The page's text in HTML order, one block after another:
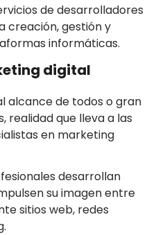
de desarrolladores
creación, gestión y
informáticas.
digital
alcance de todos o gran
realidad que lleva a las
en marketing
desarrollan
su imagen entre
sitios web, redes